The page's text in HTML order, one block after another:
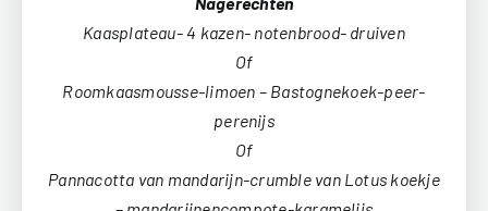
Kaasplateau- 4 kazen- notenbrood- druiven
Of
Roomkaasmousse-limoen – Bastognekoek-peer-
perenijs
Of
Pannacotta van mandarijn-crumble van Lotus koekje